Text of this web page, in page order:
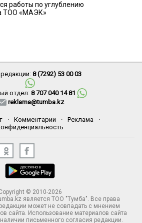
работы по углублению
ТОО «МАЭК»
8 (7292) 53 00 03
отдел: 8 707 040 14 81
reklama@tumba.kz
· Комментарии · Реклама
·
© 2010-2026
является ТОО "Тумба". Все права
может не совпадать с мнением
сайта. Использование материалов сайта
письменного согласия редакции.